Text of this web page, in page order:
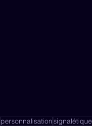
personnalisationsignalétique